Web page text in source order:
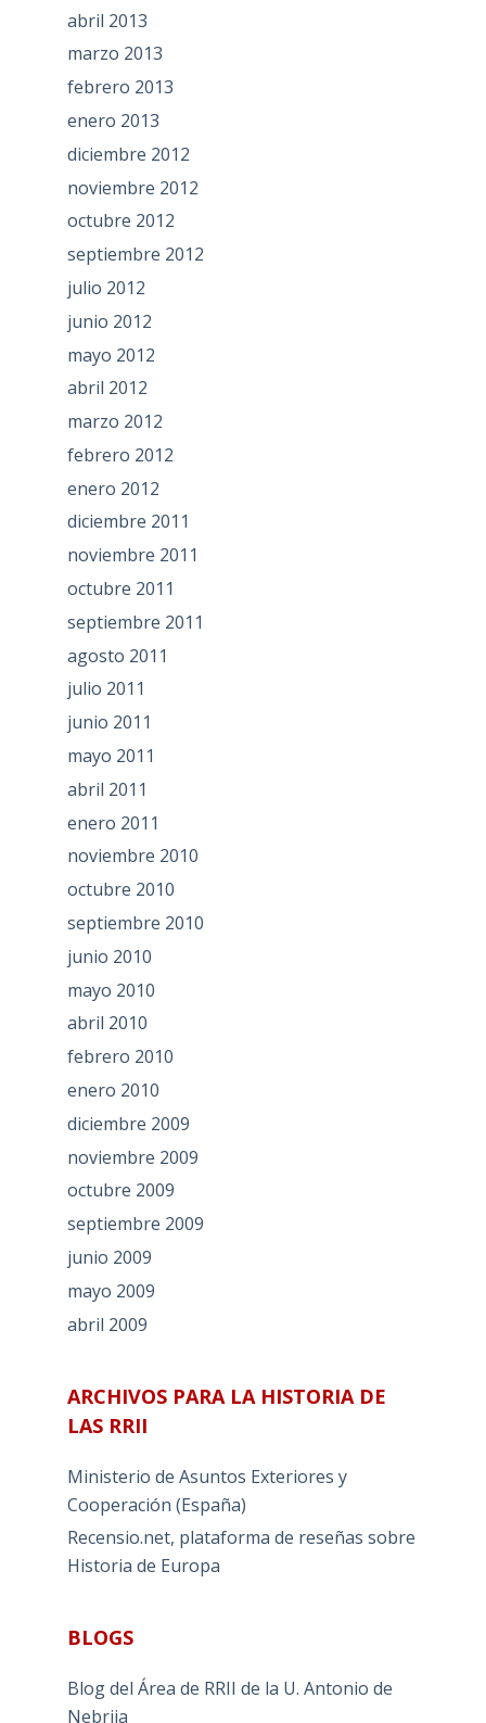
abril 2013
marzo 2013
febrero 2013
enero 2013
diciembre 2012
noviembre 2012
octubre 2012
septiembre 2012
julio 2012
junio 2012
mayo 2012
abril 2012
marzo 2012
febrero 2012
enero 2012
diciembre 2011
noviembre 2011
octubre 2011
septiembre 2011
agosto 2011
julio 2011
junio 2011
mayo 2011
abril 2011
enero 2011
noviembre 2010
octubre 2010
septiembre 2010
junio 2010
mayo 2010
abril 2010
febrero 2010
enero 2010
diciembre 2009
noviembre 2009
octubre 2009
septiembre 2009
junio 2009
mayo 2009
abril 2009
ARCHIVOS PARA LA HISTORIA DE
LAS RRII
Ministerio de Asuntos Exteriores y
Cooperación (España)
Recensio.net, plataforma de reseñas sobre
Historia de Europa
BLOGS
Blog del Área de RRII de la U. Antonio de
Nebrija